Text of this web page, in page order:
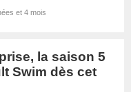
et 4 mois
la saison 5
Swim dès cet